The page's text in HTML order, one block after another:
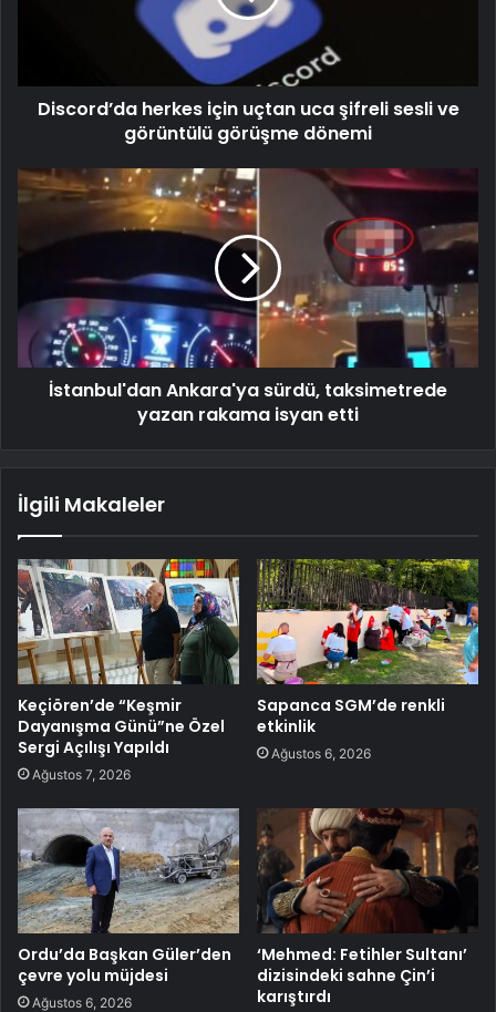
Discord’da herkes için uçtan uca şifreli sesli ve
görüntülü görüşme dönemi
İstanbul'dan Ankara'ya sürdü, taksimetrede
yazan rakama isyan etti
İlgili Makaleler
Keçiören’de “Keşmir
Dayanışma Günü”ne Özel
Sergi Açılışı Yapıldı
Ağustos 7, 2026
Sapanca SGM’de renkli
etkinlik
Ağustos 6, 2026
Ordu’da Başkan Güler’den
çevre yolu müjdesi
Ağustos 6, 2026
‘Mehmed: Fetihler Sultanı’
dizisindeki sahne Çin’i
karıştırdı